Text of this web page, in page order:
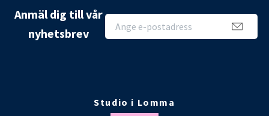
Anmäl dig till vår
nyhetsbrev
Studio i Lomma